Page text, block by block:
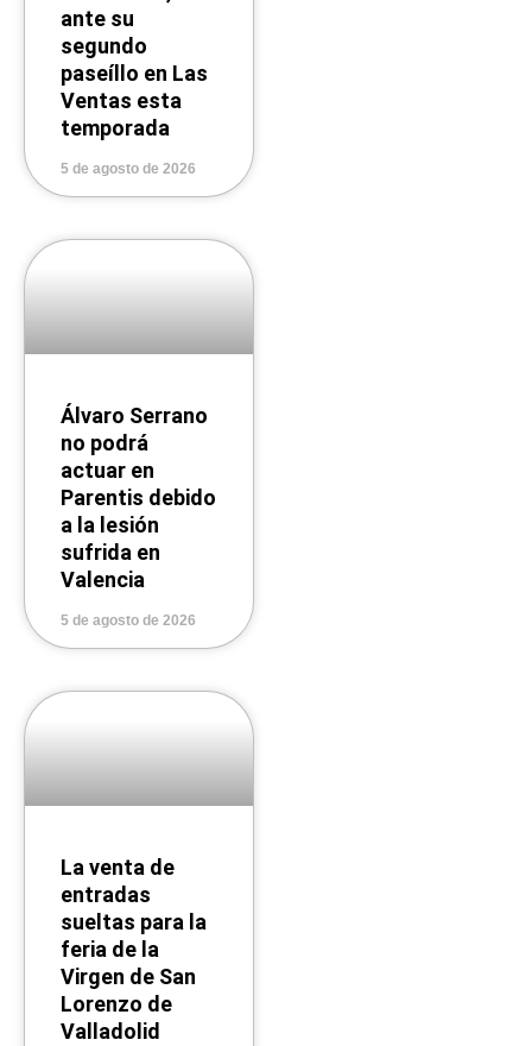
ante su
segundo
paseíllo en Las
Ventas esta
temporada
5 de agosto de 2026
Álvaro Serrano
no podrá
actuar en
Parentis debido
a la lesión
sufrida en
Valencia
5 de agosto de 2026
La venta de
entradas
sueltas para la
feria de la
Virgen de San
Lorenzo de
Valladolid